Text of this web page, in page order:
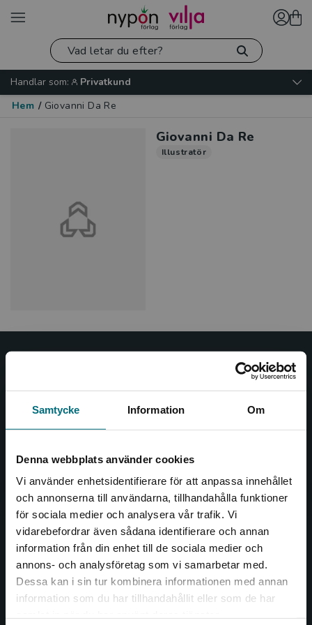
Samtycke Information Om
Denna webbplats använder cookies
Vi använder enhetsidentifierare för att anpassa innehållet
och annonserna till användarna, tillhandahålla funktioner
för sociala medier och analysera vår trafik. Vi
vidarebefordrar även sådana identifierare och annan
information från din enhet till de sociala medier och
annons- och analysföretag som vi samarbetar med.
Dessa kan i sin tur kombinera informationen med annan
information som du har tillhandahållit eller som de har
Begränsad fraktregion
Det verkar som att du besöker
Handlar som:
Privatkund
Hem / Giovanni Da Re
Giovanni Da Re
Illustratör
och öppnar dörren till nya världar och möjligheter för
såväl barn som vuxna.
Kontakta oss
Kontakta oss
046-31 20 00
Box 141
221 00 Lund
Besöksadress: